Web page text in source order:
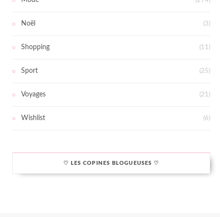
Noël (3)
Shopping (11)
Sport (25)
Voyages (21)
Wishlist (6)
♡ LES COPINES BLOGUEUSES ♡